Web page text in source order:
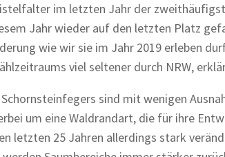
im letzten Jahr der
Jahr wieder auf den letzten Platz
wie wir sie im Jahr 2019 erleben
viel seltener durch NRW,
sind mit wenigen
um eine Waldrandart, die für ihre
letzten 25 Jahren allerdings stark